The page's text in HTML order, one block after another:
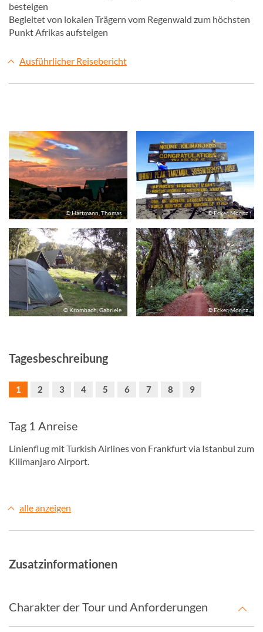
besteigen
Begleitet von lokalen Trägern vom Regenwald zum höchsten
Punkt Afrikas aufsteigen
Ausführlicher Reisebericht
© Hartmann, Thomas © Ecker, Moritz
© Krombach, Gabriele © Ecker, Moritz
Tagesbeschreibung
1 2 3 4 5 6 7 8 9
Tag 1 Anreise
Linienflug mit Turkish Airlines von Frankfurt via Istanbul zum
Kilimanjaro Airport.
alle anzeigen
Zusatzinformationen
Charakter der Tour und Anforderungen